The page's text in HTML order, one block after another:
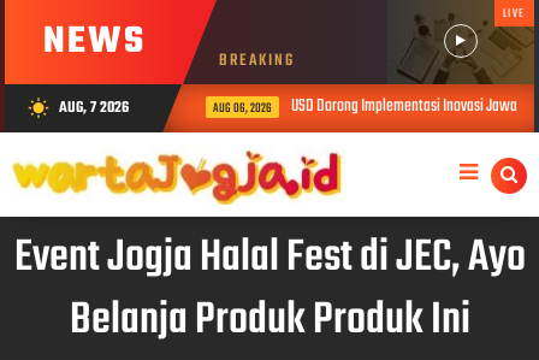
NEWS BREAKING
LIVE
wb_sunny AUG, 7 2026 AUG 06, 2026 USD Dorong Implementasi Inovasi Jawalens
Event Jogja Halal Fest di JEC, Ayo
Belanja Produk Produk Ini